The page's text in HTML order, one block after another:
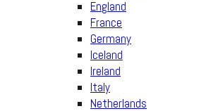
England
France
Germany
Iceland
Ireland
Italy
Netherlands